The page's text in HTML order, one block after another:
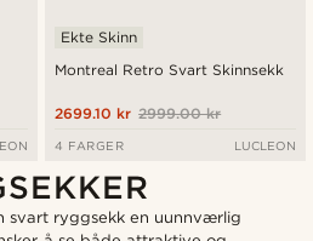
Montreal Retro Svart Skinnsekk
Ekte Skinn
2999.00 kr
2699.10 kr
4 FARGER LUCLEON
svart ryggsekk en uunnværlig